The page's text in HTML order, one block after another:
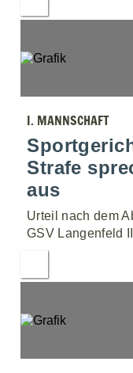
I. MANNSCHAFT
Strafe
aus
Urteil nach dem
GSV Langenfeld II